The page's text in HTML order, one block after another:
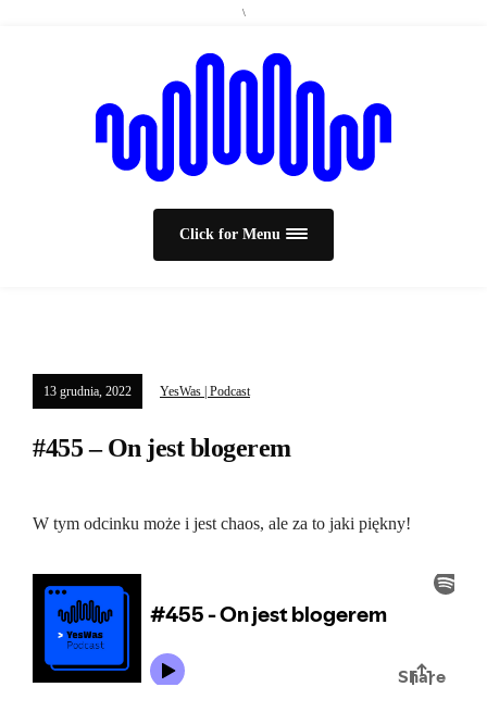
\
Click for Menu
13 grudnia, 2022 YesWas | Podcast
#455 – On jest blogerem
W tym odcinku może i jest chaos, ale za to jaki piękny!